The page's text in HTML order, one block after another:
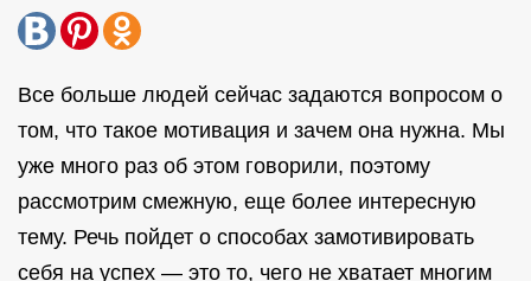
Все больше людей сейчас задаются вопросом о
том, что такое мотивация и зачем она нужна. Мы
уже много раз об этом говорили, поэтому
рассмотрим смежную, еще более интересную
тему. Речь пойдет о способах замотивировать
себя на успех — это то, чего не хватает многим